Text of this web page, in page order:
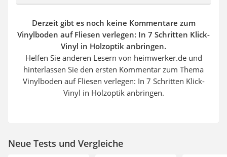
Derzeit gibt es noch keine Kommentare zum
Vinylboden auf Fliesen verlegen: In 7 Schritten Klick-
Vinyl in Holzoptik anbringen.
Helfen Sie anderen Lesern von heimwerker.de und
hinterlassen Sie den ersten Kommentar zum Thema
Vinylboden auf Fliesen verlegen: In 7 Schritten Klick-
Vinyl in Holzoptik anbringen.
Neue Tests und Vergleiche